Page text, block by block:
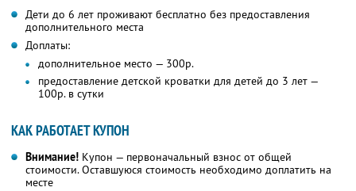
Дети до 6 лет проживают бесплатно без предоставления
дополнительного места
Доплаты:
дополнительное место — 300р.
предоставление детской кроватки для детей до 3 лет —
100р. в сутки
КАК РАБОТАЕТ КУПОН
Внимание! Купон — первоначальный взнос от общей
стоимости. Оставшуюся стоимость необходимо доплатить на
месте